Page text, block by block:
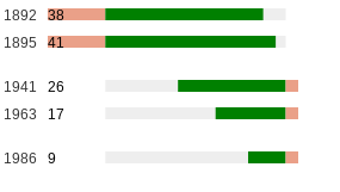
1892
38
1895 41
1941
26
1963 17
1986 9